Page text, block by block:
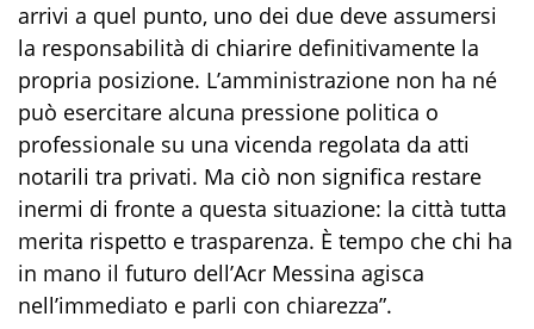
arrivi a quel punto, uno dei due deve assumersi
la responsabilità di chiarire definitivamente la
propria posizione. L’amministrazione non ha né
può esercitare alcuna pressione politica o
professionale su una vicenda regolata da atti
notarili tra privati. Ma ciò non significa restare
inermi di fronte a questa situazione: la città tutta
merita rispetto e trasparenza. È tempo che chi ha
in mano il futuro dell’Acr Messina agisca
nell’immediato e parli con chiarezza”.